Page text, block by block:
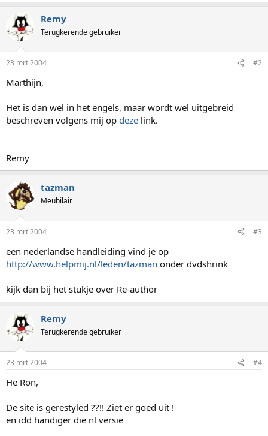
Remy
Terugkerende gebruiker
23 mrt 2004 #2
Marthijn,
Het is dan wel in het engels, maar wordt wel uitgebreid
beschreven volgens mij op deze link.
Remy
tazman
Meubilair
23 mrt 2004 #3
een nederlandse handleiding vind je op
http://www.helpmij.nl/leden/tazman onder dvdshrink
kijk dan bij het stukje over Re-author
Remy
Terugkerende gebruiker
23 mrt 2004 #4
He Ron,
De site is gerestyled ??!! Ziet er goed uit !
en idd handiger die nl versie